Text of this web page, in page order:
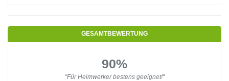
GESAMTBEWERTUNG
90%
"Für Heimwerker bestens geeignet!"